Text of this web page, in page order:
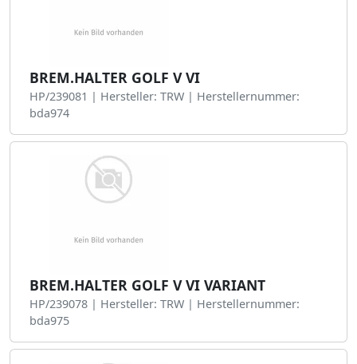
BREM.HALTER GOLF V VI
HP/239081 | Hersteller: TRW | Herstellernummer:
bda974
BREM.HALTER GOLF V VI VARIANT
HP/239078 | Hersteller: TRW | Herstellernummer:
bda975